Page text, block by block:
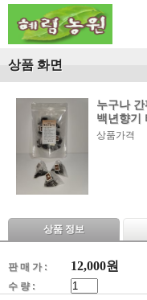
상품 화면
누구나
백년향기
상품가격
상품 정보
판 매 가 : 12,000원
수 량 :